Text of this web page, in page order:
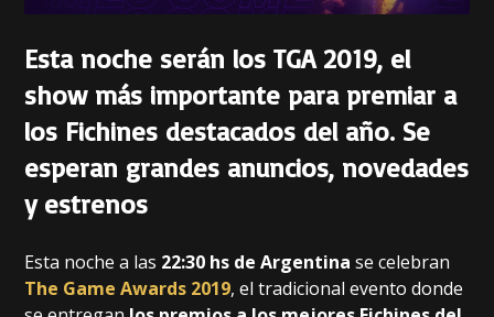
Esta noche serán los TGA 2019, el
show más importante para premiar a
los Fichines destacados del año. Se
esperan grandes anuncios, novedades
y estrenos
Esta noche a las 22:30 hs de Argentina se celebran
The Game Awards 2019, el tradicional evento donde